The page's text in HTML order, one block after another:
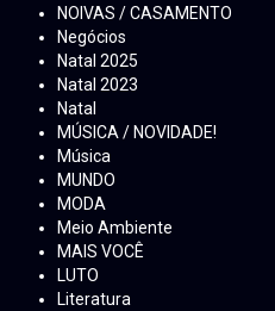
NOIVAS / CASAMENTO
Negócios
Natal 2025
Natal 2023
Natal
MÚSICA / NOVIDADE!
Música
MUNDO
MODA
Meio Ambiente
MAIS VOCÊ
LUTO
Literatura